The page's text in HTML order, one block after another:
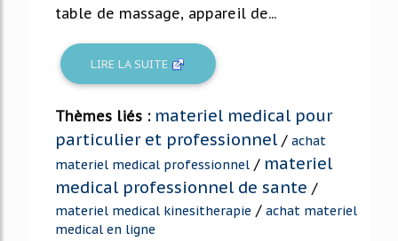
table de massage, appareil de...
LIRE LA SUITE
Thèmes liés : materiel medical pour
particulier et professionnel/ achat
materiel medical professionnel / materiel
medical professionnel de sante /
materiel medical kinesitherapie / achat materiel
medical en ligne